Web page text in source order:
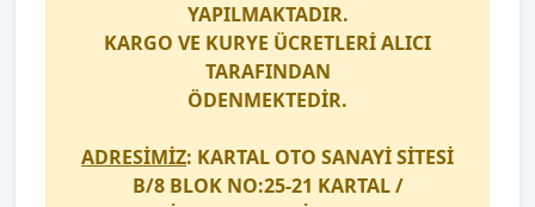
YAPILMAKTADIR.
KARGO VE KURYE ÜCRETLERİ ALICI
TARAFINDAN
ÖDENMEKTEDİR.
ADRESİMİZ: KARTAL OTO SANAYİ SİTESİ
B/8 BLOK NO:25-21 KARTAL /